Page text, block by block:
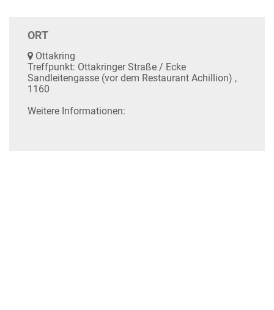
ORT
Ottakring
Treffpunkt: Ottakringer Straße / Ecke
Sandleitengasse (vor dem Restaurant Achillion) ,
1160
Weitere Informationen: